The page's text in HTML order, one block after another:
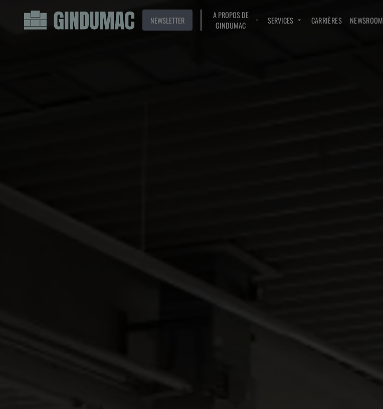
NEWSLETTER
A PROPOS DE
GINDUMAC
SERVICES CARRIÈRES NEWSROOM